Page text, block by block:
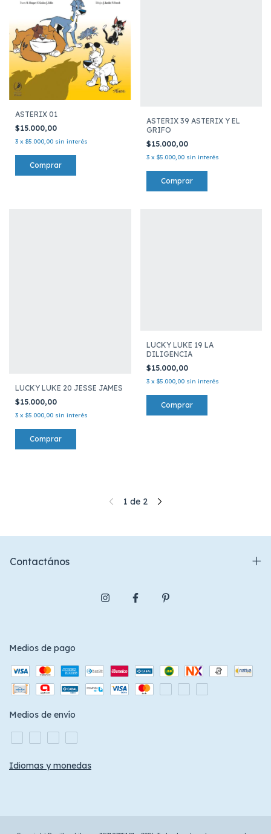
ASTERIX 01
$15.000,00
3 x $5.000,00 sin interés
ASTERIX 39 ASTERIX Y EL
GRIFO
$15.000,00
3 x $5.000,00 sin interés
LUCKY LUKE 20 JESSE JAMES
$15.000,00
3 x $5.000,00 sin interés
LUCKY LUKE 19 LA
DILIGENCIA
$15.000,00
3 x $5.000,00 sin interés
1 de 2
Contactános
Medios de pago
Medios de envío
Idiomas y monedas